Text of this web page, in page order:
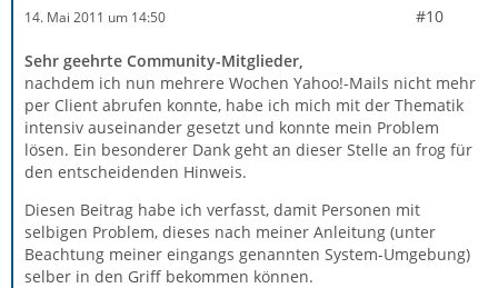
14. Mai 2011 um 14:50 #10
Sehr geehrte Community-Mitglieder,
nachdem ich nun mehrere Wochen Yahoo!-Mails nicht mehr
per Client abrufen konnte, habe ich mich mit der Thematik
intensiv auseinander gesetzt und konnte mein Problem
lösen. Ein besonderer Dank geht an dieser Stelle an frog für
den entscheidenden Hinweis.
Diesen Beitrag habe ich verfasst, damit Personen mit
selbigen Problem, dieses nach meiner Anleitung (unter
Beachtung meiner eingangs genannten System-Umgebung)
selber in den Griff bekommen können.